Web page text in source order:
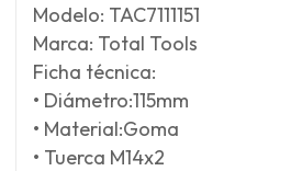
Modelo: TAC7111151
Marca: Total Tools
Ficha técnica:
• Diámetro:115mm
• Material:Goma
• Tuerca M14x2